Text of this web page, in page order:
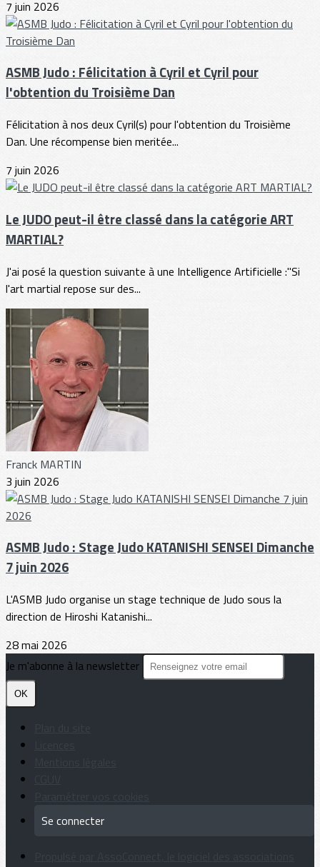
7 juin 2026
ASMB Judo : Félicitation à Cyril et Cyril pour
l'obtention du Troisième Dan
Félicitation à nos deux Cyril(s) pour l'obtention du Troisième
Dan. Une récompense bien meritée...
7 juin 2026
Le JUDO peut-il être classé dans la catégorie ART
MARTIAL?
J'ai posé la question suivante à une Intelligence Artificielle :"Si
l'art martial repose sur des...
Franck MARTIN
3 juin 2026
ASMB Judo : Stage Judo KATANISHI SENSEI Dimanche
7 juin 2026
L'ASMB Judo organise un stage technique de Judo sous la
direction de Hiroshi Katanishi...
28 mai 2026
Je m'abonne à la newsletter
OK
Se connecter